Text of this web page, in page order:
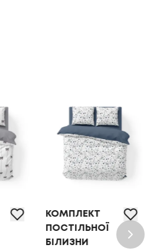
КОМПЛЕКТ
ПОСТІЛЬНОЇ
БІЛИЗНИ